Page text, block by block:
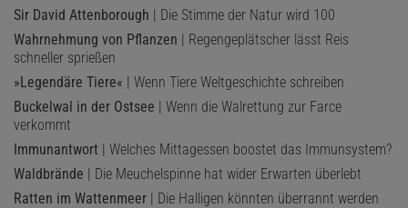
Sir David Attenborough | Die Stimme der Natur wird 100
Wahrnehmung von Pflanzen | Regengeplätscher lässt Reis
schneller sprießen
»Legendäre Tiere« | Wenn Tiere Weltgeschichte schreiben
Buckelwal in der Ostsee | Wenn die Walrettung zur Farce
verkommt
Immunantwort | Welches Mittagessen boostet das Immunsystem?
Waldbrände | Die Meuchelspinne hat wider Erwarten überlebt
Ratten im Wattenmeer | Die Halligen könnten überrannt werden